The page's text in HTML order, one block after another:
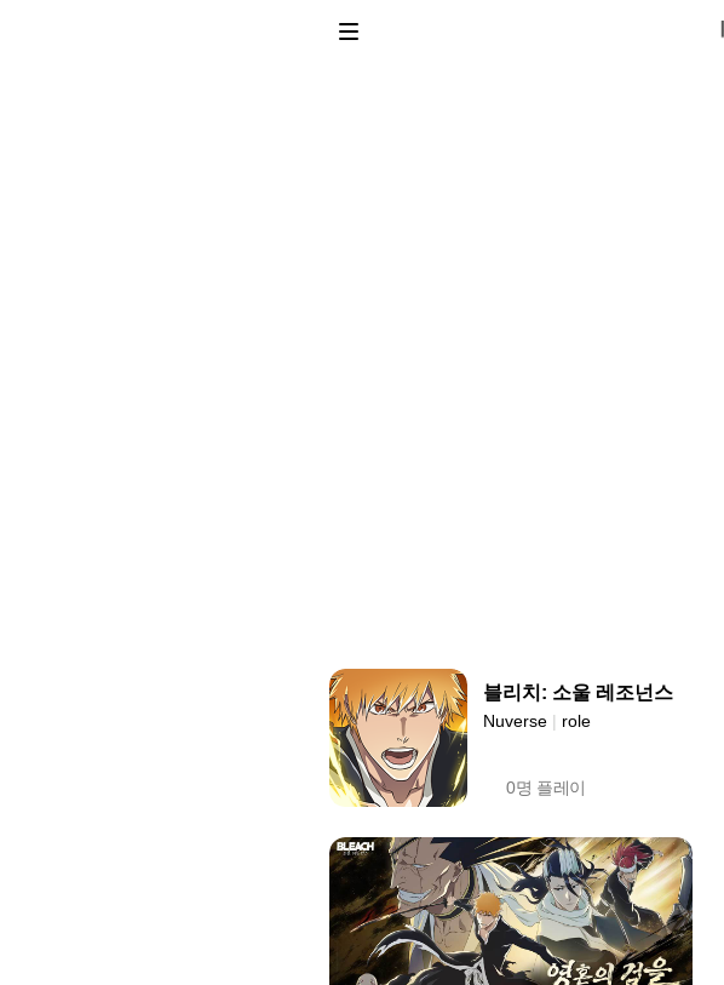
블리치: 소울 레조넌스
Nuverse | role
0명 플레이